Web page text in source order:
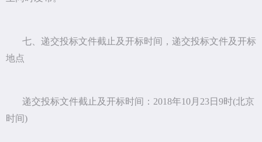
七、递交投标文件截止及开标时间，递交投标文件及开标
地点
递交投标文件截止及开标时间：2018年10月23日9时(北京
时间)